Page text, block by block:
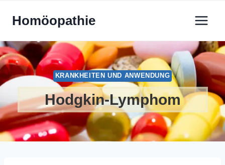
InhaltHomöopathie
KRANKHEITEN UND ANWENDUNG
Hodgkin-Lymphom